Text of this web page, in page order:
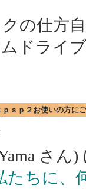
の仕方
ドライ
ｐｓｐ２お使いの方に
さん)
たちに、